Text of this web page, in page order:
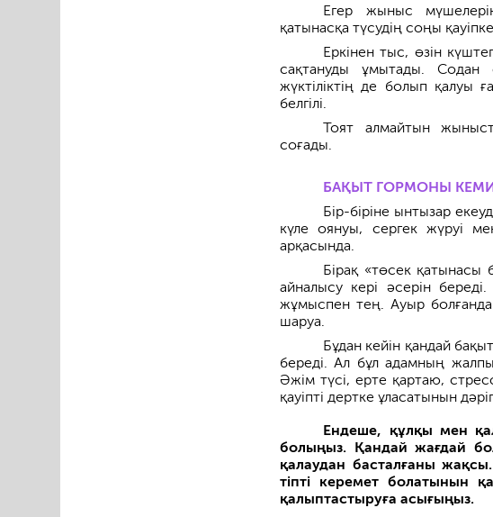
Егер жыныс
қатынасқа түсудің соңы
Еркінен тыс, өзін
сақтануды ұмытады. Содан
жүктіліктің де болып қалуы
белгілі.
Тоят алмайтын
соғады.
БАҚЫТ ГОРМОНЫ
Бір-біріне ынтызар
күле оянуы, сергек жүруі
арқасында.
Бірақ «төсек қатынасы
айналысу кері әсерін
жұмыспен тең. Ауыр болғанда
шаруа.
Бұдан кейін қандай
береді. Ал бұл адамның
Әжім түсі, ерте қартаю,
қауіпті дертке ұласатынын
Ендеше, құлқы мен
болыңыз. Қандай жағдай
қалаудан басталғаны жақсы.
тіпті керемет болатынын
қалыптастыруға асығыңыз.